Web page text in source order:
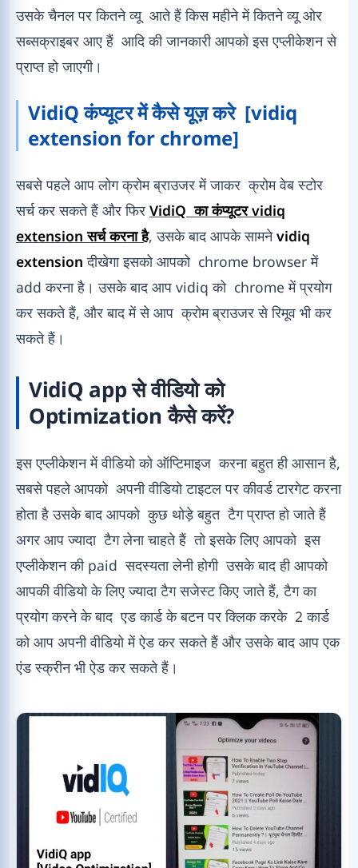
उसके चैनल पर कितने व्यू आते हैं किस महीने में कितने व्यू ओर
सब्सक्राइबर आए हैं आदि की जानकारी आपको इस एप्लीकेशन से
प्राप्त हो जाएगी।
VidiQ कंप्यूटर में कैसे यूज़ करे [vidiq
extension for chrome]
सबसे पहले आप लोग क्रोम ब्राउजर में जाकर क्रोम वेब स्टोर
सर्च कर सकते हैं और फिर VidiQ का कंप्यूटर vidiq
extension सर्च करना है, उसके बाद आपके सामनेvidiq
extension दीखेगा इसको आपको chrome browser में
add करना है। उसके बाद आप vidiq को chrome में प्रयोग
कर सकते हैं, और बाद में से आप क्रोम ब्राउजर से रिमूव भी कर
सकते हैं।
VidiQ app से वीडियो को
Optimization कैसे करें?
इस एप्लीकेशन में वीडियो को ऑप्टिमाइज करना बहुत ही आसान है,
सबसे पहले आपको अपनी वीडियो टाइटल पर कीवर्ड टारगेट करना
होता है उसके बाद आपको कुछ थोड़े बहुत टैग प्राप्त हो जाते हैं
अगर आप ज्यादा टैग लेना चाहते हैं तो इसके लिए आपको इस
एप्लीकेशन की paid सदस्यता लेनी होगी उसके बाद ही आपको
आपकी वीडियो के लिए ज्यादा टैग सजेस्ट किए जाते हैं, टैग का
प्रयोग करने के बाद एड कार्ड के बटन पर क्लिक करके 2 कार्ड
को आप अपनी वीडियो में ऐड कर सकते हैं और उसके बाद आप एक
एंड स्क्रीन भी ऐड कर सकते हैं।